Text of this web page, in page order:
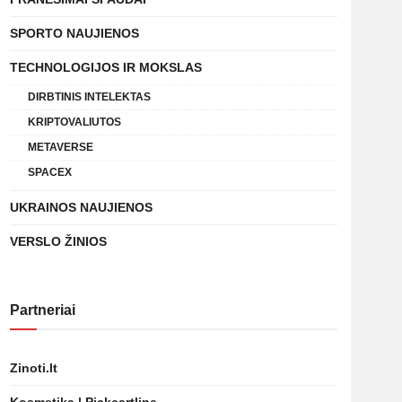
SPORTO NAUJIENOS
TECHNOLOGIJOS IR MOKSLAS
DIRBTINIS INTELEKTAS
KRIPTOVALIUTOS
METAVERSE
SPACEX
UKRAINOS NAUJIENOS
VERSLO ŽINIOS
Partneriai
Zinoti.lt